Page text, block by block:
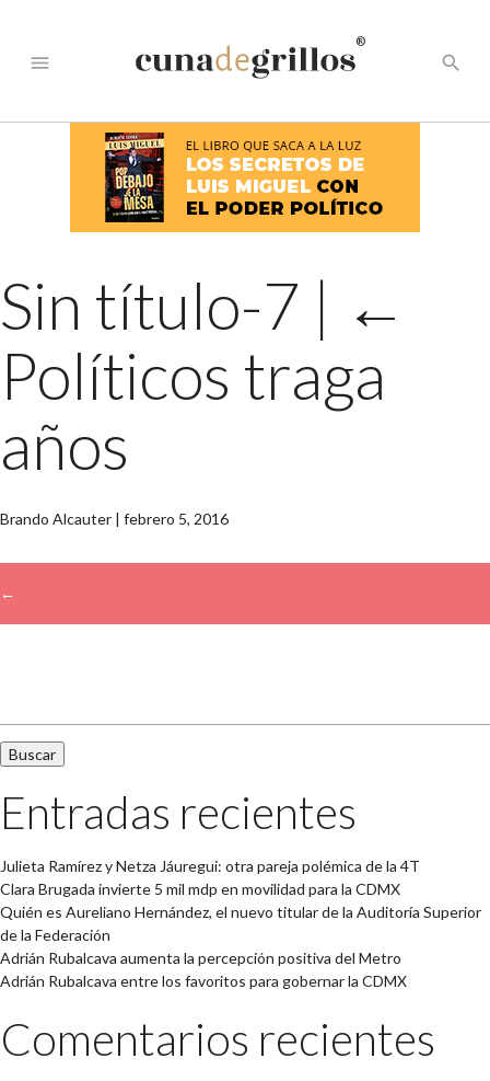
menu
®
search
Sin título-7 | ←
Políticos traga
años
Brando Alcauter | febrero 5, 2016
←
Entradas recientes
Julieta Ramírez y Netza Jáuregui: otra pareja polémica de la 4T
Clara Brugada invierte 5 mil mdp en movilidad para la CDMX
Quién es Aureliano Hernández, el nuevo titular de la Auditoría Superior
de la Federación
Adrián Rubalcava aumenta la percepción positiva del Metro
Adrián Rubalcava entre los favoritos para gobernar la CDMX
Comentarios recientes